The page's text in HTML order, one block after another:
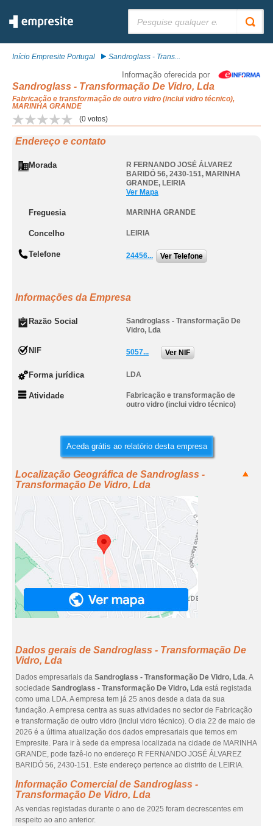
Início Empresite Portugal Sandroglass - Trans...
Informação oferecida por
Sandroglass - Transformação De Vidro, Lda
Fabricação e transformação de outro vidro (inclui vidro técnico),
MARINHA GRANDE
(0 votos)
Endereço e contato
Morada
R FERNANDO JOSÉ ÁLVAREZ
BARIDÓ 56, 2430-151, MARINHA
GRANDE, LEIRIA
Ver Mapa
Freguesia MARINHA GRANDE
Concelho LEIRIA
Telefone 24456... Ver Telefone
Informações da Empresa
Razão Social
Sandroglass - Transformação De
Vidro, Lda
NIF 5057... Ver NIF
Forma jurídica LDA
Atividade
Fabricação e transformação de
outro vidro (inclui vidro técnico)
Aceda grátis ao relatório desta empresa
Localização Geográfica de Sandroglass -
Transformação De Vidro, Lda
Dados gerais de Sandroglass - Transformação De
Vidro, Lda
Dados empresariais da Sandroglass - Transformação De Vidro, Lda. A
sociedade Sandroglass - Transformação De Vidro, Lda está registada
como uma LDA. A empresa tem já 25 anos desde a data da sua
fundação. A empresa centra as suas atividades no sector de Fabricação
e transformação de outro vidro (inclui vidro técnico). O dia 22 de maio de
2026 é a última atualização dos dados empresariais que temos em
Empresite. Para ir à sede da empresa localizada na cidade de MARINHA
GRANDE, pode fazê-lo no endereço R FERNANDO JOSÉ ÁLVAREZ
BARIDÓ 56, 2430-151. Este endereço pertence ao distrito de LEIRIA.
Informação Comercial de Sandroglass -
Transformação De Vidro, Lda
As vendas registadas durante o ano de 2025 foram decrescentes em
respeito ao ano anterior.